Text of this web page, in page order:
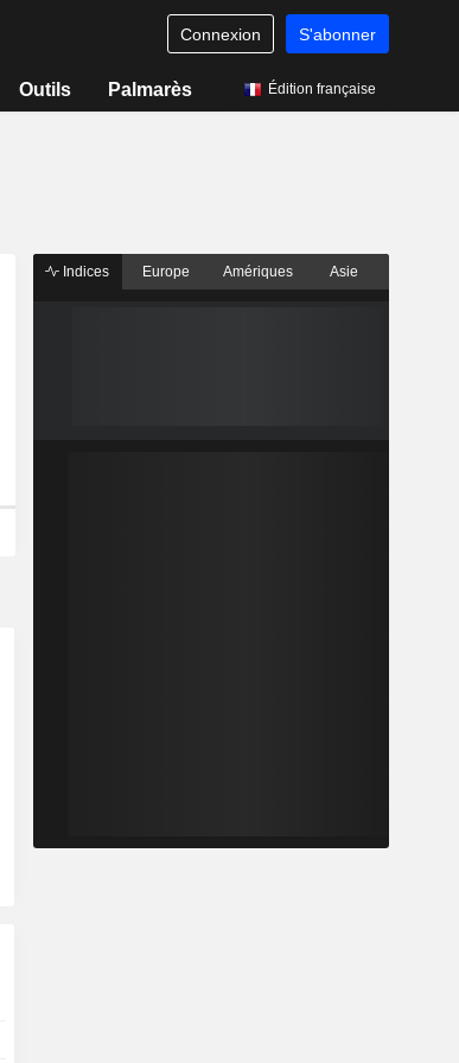
Connexion S'abonner
Outils Palmarès Édition française
Indices Europe Amériques Asie